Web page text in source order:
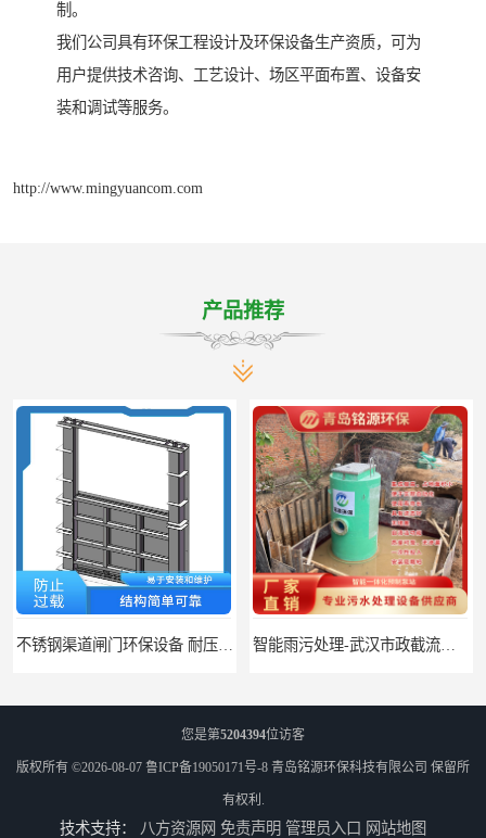
制。
我们公司具有环保工程设计及环保设备生产资质，可为
用户提供技术咨询、工艺设计、场区平面布置、设备安
装和调试等服务。
http://www.mingyuancom.com
产品推荐
不锈钢渠道闸门环保设备 耐压能力强 适应不同工况的要求 智能雨污处理-武汉市政截流井 地埋式截流井-市政工程
您是第5204394位访客
版权所有 ©2026-08-07 鲁ICP备19050171号-8 青岛铭源环保科技有限公司 保留所
有权利.
技术支持： 八方资源网 免责声明 管理员入口 网站地图